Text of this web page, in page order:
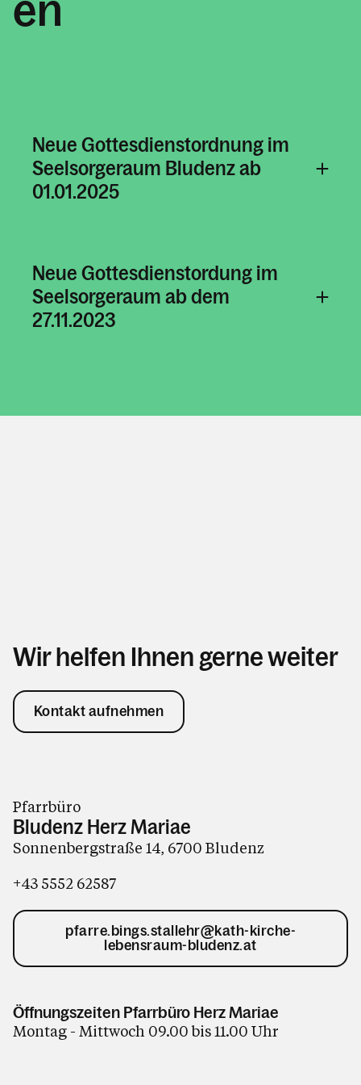
Plakate & Aushänge
Tod, Beerdigung & Trauer
Was tun bei
Kalender
en
Neue Gottesdienstordnung im
Seelsorgeraum Bludenz ab
01.01.2025
Neue Gottesdienstordung im
Seelsorgeraum ab dem
27.11.2023
Wir helfen Ihnen gerne weiter
Kontakt aufnehmen
Pfarrbüro
Bludenz Herz Mariae
Sonnenbergstraße 14, 6700 Bludenz
+43 5552 62587
pfarre.bings.stallehr@kath-kirche-
lebensraum-bludenz.at
Öffnungszeiten Pfarrbüro Herz Mariae
Montag - Mittwoch 09.00 bis 11.00 Uhr